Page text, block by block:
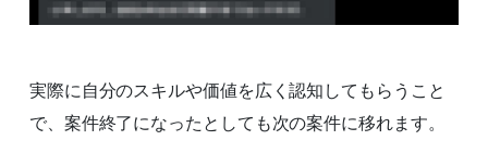
実際に自分のスキルや価値を広く認知してもらうこと
で、案件終了になったとしても次の案件に移れます。